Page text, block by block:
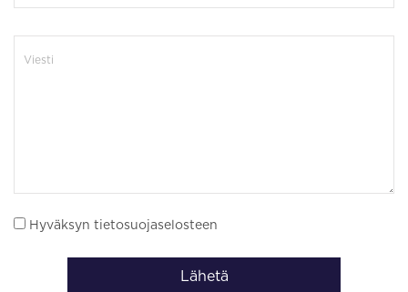
Hyväksyn tietosuojaselosteen
Lähetä